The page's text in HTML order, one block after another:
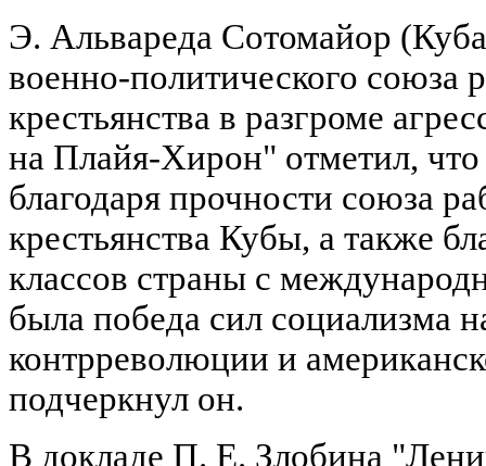
Э. Альвареда Сотомайор
военно-политического союза
крестьянства в разгроме
на Плайя-Хирон" отметил,
благодаря прочности союза
крестьянства Кубы, а также
классов страны с
была победа сил социализма
контрреволюции и
подчеркнул он.
В докладе П. Е. Злобина